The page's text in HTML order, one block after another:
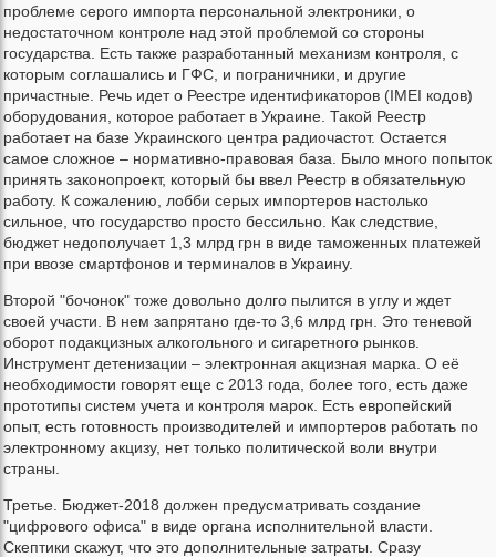
проблеме серого импорта персональной электроники, о
недостаточном контроле над этой проблемой со стороны
государства. Есть также разработанный механизм контроля, с
которым соглашались и ГФС, и пограничники, и другие
причастные. Речь идет о Реестре идентификаторов (IMEI кодов)
оборудования, которое работает в Украине. Такой Реестр
работает на базе Украинского центра радиочастот. Остается
самое сложное – нормативно-правовая база. Было много попыток
принять законопроект, который бы ввел Реестр в обязательную
работу. К сожалению, лобби серых импортеров настолько
сильное, что государство просто бессильно. Как следствие,
бюджет недополучает 1,3 млрд грн в виде таможенных платежей
при ввозе смартфонов и терминалов в Украину.
Второй "бочонок" тоже довольно долго пылится в углу и ждет
своей участи. В нем запрятано где-то 3,6 млрд грн. Это теневой
оборот подакцизных алкогольного и сигаретного рынков.
Инструмент детенизации – электронная акцизная марка. О её
необходимости говорят еще с 2013 года, более того, есть даже
прототипы систем учета и контроля марок. Есть европейский
опыт, есть готовность производителей и импортеров работать по
электронному акцизу, нет только политической воли внутри
страны.
Третье. Бюджет-2018 должен предусматривать создание
"цифрового офиса" в виде органа исполнительной власти.
Скептики скажут, что это дополнительные затраты. Сразу